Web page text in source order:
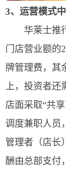
3、运营模式
华莱士推行
门店营业额的
牌管理费，其
上，投资者还
店面采取“共
调度兼职人员
管理者（店长
酬由总部支付